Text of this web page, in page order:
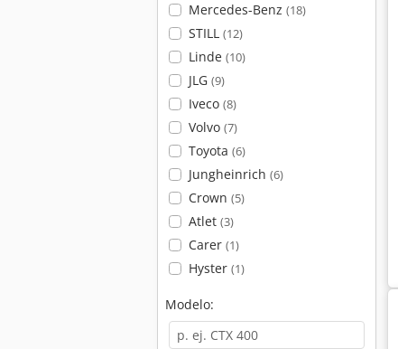
Mercedes-Benz (18)
STILL (12)
Linde (10)
JLG (9)
Iveco (8)
Volvo (7)
Toyota (6)
Jungheinrich (6)
Crown (5)
Atlet (3)
Carer (1)
Hyster (1)
Modelo: